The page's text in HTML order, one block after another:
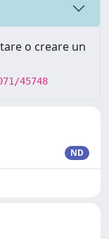
o creare un
45748
ND